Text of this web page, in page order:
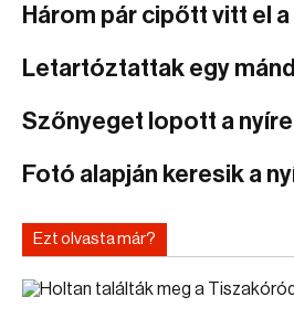
Három pár cipőtt vitt el a
Letartóztattak egy
Szőnyeget lopott a
Fotó alapján keresik a
Ezt olvasta már?